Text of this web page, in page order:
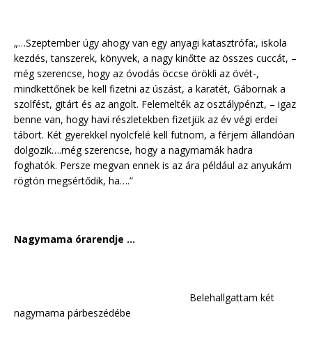
„…Szeptember úgy ahogy van egy anyagi katasztrófa:, iskola
kezdés, tanszerek, könyvek, a nagy kinőtte az összes cuccát, –
még szerencse, hogy az óvodás öccse örökli az övét-,
mindkettőnek be kell fizetni az úszást, a karatét, Gábornak a
szolfést, gitárt és az angolt. Felemelték az osztálypénzt, – igaz
benne van, hogy havi részletekben fizetjük az év végi erdei
tábort. Két gyerekkel nyolcfelé kell futnom, a férjem állandóan
dolgozik….még szerencse, hogy a nagymamák hadra
foghatók. Persze megvan ennek is az ára például az anyukám
rögtön megsértődik, ha….”
Nagymama órarendje …
Belehallgattam két
nagymama párbeszédébe